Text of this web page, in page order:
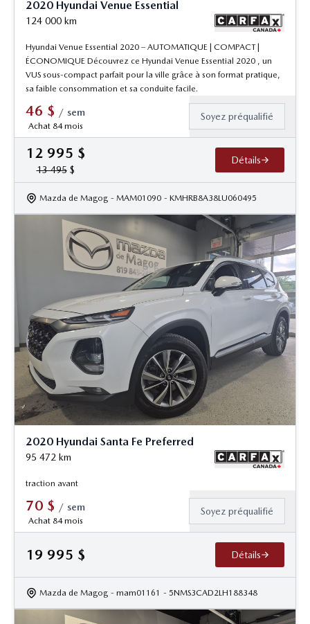
2020 Hyundai Venue Essential
124 000 km
Hyundai Venue Essential 2020 – AUTOMATIQUE | COMPACT |
ÉCONOMIQUE Découvrez ce Hyundai Venue Essential 2020 , un
VUS sous-compact parfait pour la ville grâce à son format pratique,
sa faible consommation et sa conduite facile.
46 $ / sem
Achat 84 mois
Soyez préqualifié
12 995 $
13 495$
Détails
Mazda de Magog - MAM01090 - KMHRB8A38LU060495
2020 Hyundai Santa Fe Preferred
95 472 km
traction avant
70 $ / sem
Achat 84 mois
Soyez préqualifié
19 995 $ Détails
Mazda de Magog - mam01161 - 5NMS3CAD2LH188348